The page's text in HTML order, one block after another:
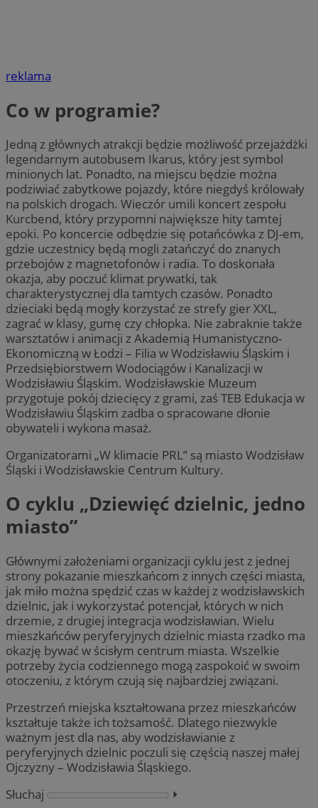
reklama
Co w programie?
Jedną z głównych atrakcji będzie możliwość przejażdżki
legendarnym autobusem Ikarus, który jest symbol
minionych lat. Ponadto, na miejscu będzie można
podziwiać zabytkowe pojazdy, które niegdyś królowały
na polskich drogach. Wieczór umili koncert zespołu
Kurcbend, który przypomni największe hity tamtej
epoki. Po koncercie odbędzie się potańcówka z DJ-em,
gdzie uczestnicy będą mogli zatańczyć do znanych
przebojów z magnetofonów i radia. To doskonała
okazja, aby poczuć klimat prywatki, tak
charakterystycznej dla tamtych czasów. Ponadto
dzieciaki będą mogły korzystać ze strefy gier XXL,
zagrać w klasy, gumę czy chłopka. Nie zabraknie także
warsztatów i animacji z Akademią Humanistyczno-
Ekonomiczną w Łodzi – Filia w Wodzisławiu Śląskim i
Przedsiębiorstwem Wodociągów i Kanalizacji w
Wodzisławiu Śląskim. Wodzisławskie Muzeum
przygotuje pokój dziecięcy z grami, zaś TEB Edukacja w
Wodzisławiu Śląskim zadba o spracowane dłonie
obywateli i wykona masaż.
Organizatorami „W klimacie PRL” są miasto Wodzisław
Śląski i Wodzisławskie Centrum Kultury.
O cyklu „Dziewięć dzielnic, jedno
miasto”
Głównymi założeniami organizacji cyklu jest z jednej
strony pokazanie mieszkańcom z innych części miasta,
jak miło można spędzić czas w każdej z wodzisławskich
dzielnic, jak i wykorzystać potencjał, których w nich
drzemie, z drugiej integracja wodzisławian. Wielu
mieszkańców peryferyjnych dzielnic miasta rzadko ma
okazję bywać w ścisłym centrum miasta. Wszelkie
potrzeby życia codziennego mogą zaspokoić w swoim
otoczeniu, z którym czują się najbardziej związani.
Przestrzeń miejska kształtowana przez mieszkańców
kształtuje także ich tożsamość. Dlatego niezwykle
ważnym jest dla nas, aby wodzisławianie z
peryferyjnych dzielnic poczuli się częścią naszej małej
Ojczyzny – Wodzisławia Śląskiego.
Słuchaj
⏵︎